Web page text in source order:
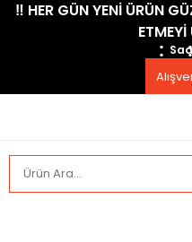
​‼️​ HER GÜN YENİ ÜRÜN